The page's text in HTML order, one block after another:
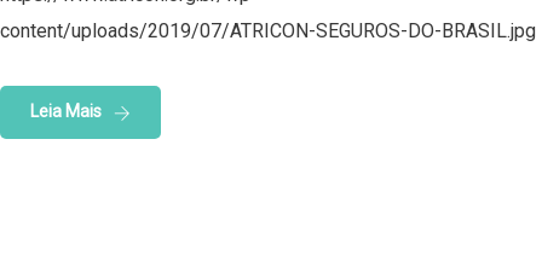
content/uploads/2019/07/ATRICON-SEGUROS-DO-BRASIL.jpg
Leia Mais